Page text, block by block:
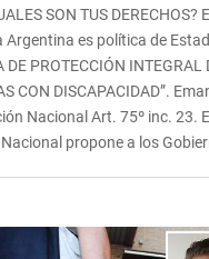
SON TUS DERECHOS?
Argentina es política de
DE PROTECCIÓN INTEGRAL
CON DISCAPACIDAD”.
Nacional Art. 75º inc. 23.
propone a los